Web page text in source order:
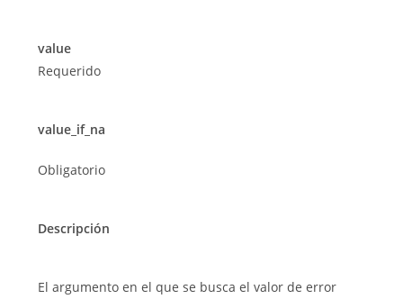
value
Requerido
value_if_na
Obligatorio
Descripción
El argumento en el que se busca el valor de error